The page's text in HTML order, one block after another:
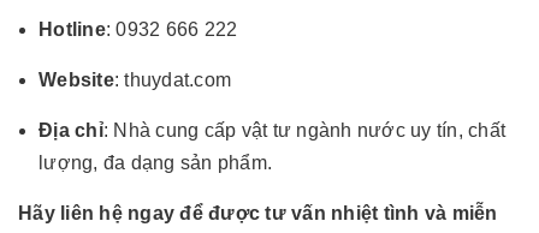
Hotline: 0932 666 222
Website:thuydat.com
Địa chỉ: Nhà cung cấp vật tư ngành nước uy tín, chất
lượng, đa dạng sản phẩm.
Hãy liên hệ ngay để được tư vấn nhiệt tình và miễn